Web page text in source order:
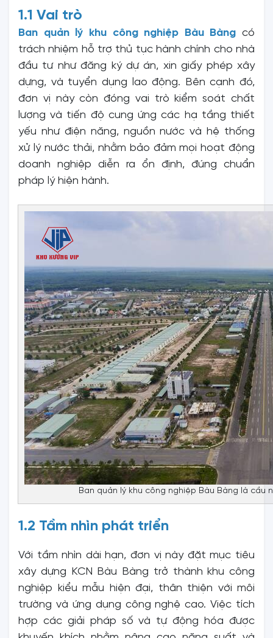
1.1 Vai trò
Ban quản lý khu công nghiệp Bàu Bàng có
trách nhiệm hỗ trợ thủ tục hành chính cho nhà
đầu tư như đăng ký dự án, xin giấy phép xây
dựng, và tuyển dụng lao động. Bên cạnh đó,
đơn vị này còn đóng vai trò kiểm soát chất
lượng và tiến độ cung ứng các hạ tầng thiết
yếu như điện năng, nguồn nước và hệ thống
xử lý nước thải, nhằm bảo đảm mọi hoạt động
doanh nghiệp diễn ra ổn định, đúng chuẩn
pháp lý hiện hành.
Ban quản lý khu công nghiệp Bàu Bàng là
1.2 Tầm nhìn phát triển
Với tầm nhìn dài hạn, đơn vị này đặt mục tiêu
xây dựng KCN Bàu Bàng trở thành khu công
nghiệp kiểu mẫu hiện đại, thân thiện với môi
trường và ứng dụng công nghệ cao. Việc tích
hợp các giải pháp số và tự động hóa được